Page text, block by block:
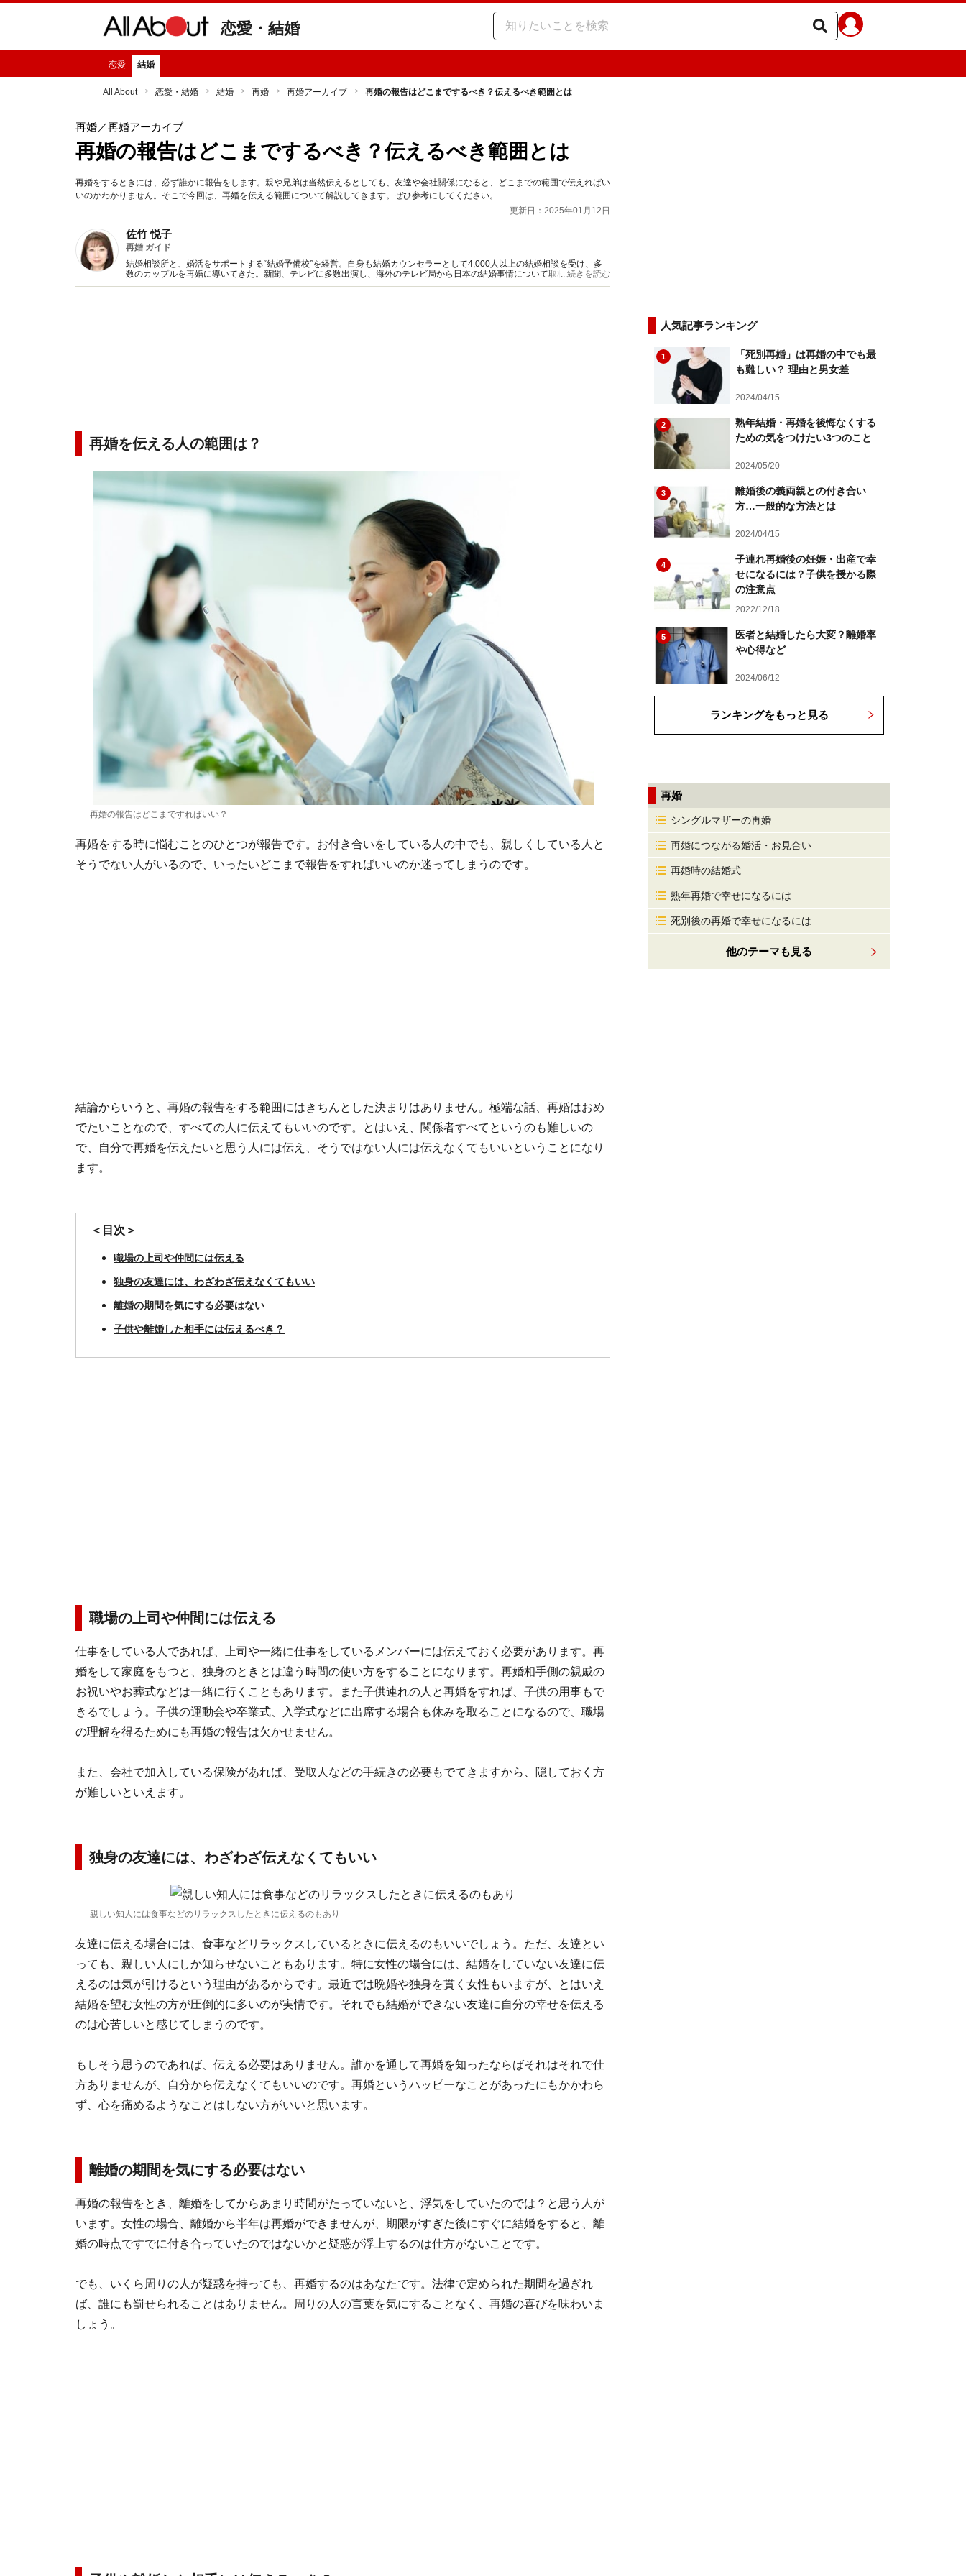
恋愛・結婚
恋愛 結婚
All About 恋愛・結婚 結婚 再婚 再婚アーカイブ 再婚の報告はどこまでするべき？伝えるべき範囲とは
再婚／再婚アーカイブ
再婚の報告はどこまでするべき？伝えるべき範囲とは
再婚をするときには、必ず誰かに報告をします。親や兄弟は当然伝えるとしても、友達や会社關係になると、どこまでの範囲で伝えればい
いのかわかりません。そこで今回は、再婚を伝える範囲について解説してきます。ぜひ参考にしてください。
更新日：2025年01月12日
佐竹 悦子
再婚 ガイド
結婚相談所と、婚活をサポートする“結婚予備校”を経営。自身も結婚カウンセラーとして4,000人以上の結婚相談を受け、多
数のカップルを再婚に導いてきた。新聞、テレビに多数出演し、海外のテレビ局から日本の結婚事情について取材を受けるこ
とも。
...続きを読む
再婚を伝える人の範囲は？
再婚の報告はどこまですればいい？
再婚をする時に悩むことのひとつが報告です。お付き合いをしている人の中でも、親しくしている人と
そうでない人がいるので、いったいどこまで報告をすればいいのか迷ってしまうのです。
結論からいうと、再婚の報告をする範囲にはきちんとした決まりはありません。極端な話、再婚はおめ
でたいことなので、すべての人に伝えてもいいのです。とはいえ、関係者すべてというのも難しいの
で、自分で再婚を伝えたいと思う人には伝え、そうではない人には伝えなくてもいいということになり
ます。
＜目次＞
職場の上司や仲間には伝える
独身の友達には、わざわざ伝えなくてもいい
離婚の期間を気にする必要はない
子供や離婚した相手には伝えるべき？
職場の上司や仲間には伝える
仕事をしている人であれば、上司や一緒に仕事をしているメンバーには伝えておく必要があります。再
婚をして家庭をもつと、独身のときとは違う時間の使い方をすることになります。再婚相手側の親戚の
お祝いやお葬式などは一緒に行くこともあります。また子供連れの人と再婚をすれば、子供の用事もで
きるでしょう。子供の運動会や卒業式、入学式などに出席する場合も休みを取ることになるので、職場
の理解を得るためにも再婚の報告は欠かせません。
また、会社で加入している保険があれば、受取人などの手続きの必要もでてきますから、隠しておく方
が難しいといえます。
独身の友達には、わざわざ伝えなくてもいい
親しい知人には食事などのリラックスしたときに伝えるのもあり
友達に伝える場合には、食事などリラックスしているときに伝えるのもいいでしょう。ただ、友達とい
っても、親しい人にしか知らせないこともあります。特に女性の場合には、結婚をしていない友達に伝
えるのは気が引けるという理由があるからです。最近では晩婚や独身を貫く女性もいますが、とはいえ
結婚を望む女性の方が圧倒的に多いのが実情です。それでも結婚ができない友達に自分の幸せを伝える
のは心苦しいと感じてしまうのです。
もしそう思うのであれば、伝える必要はありません。誰かを通して再婚を知ったならばそれはそれで仕
方ありませんが、自分から伝えなくてもいいのです。再婚というハッピーなことがあったにもかかわら
ず、心を痛めるようなことはしない方がいいと思います。
離婚の期間を気にする必要はない
再婚の報告をとき、離婚をしてからあまり時間がたっていないと、浮気をしていたのでは？と思う人が
います。女性の場合、離婚から半年は再婚ができませんが、期限がすぎた後にすぐに結婚をすると、離
婚の時点ですでに付き合っていたのではないかと疑惑が浮上するのは仕方がないことです。
でも、いくら周りの人が疑惑を持っても、再婚するのはあなたです。法律で定められた期間を過ぎれ
ば、誰にも罰せられることはありません。周りの人の言葉を気にすることなく、再婚の喜びを味わいま
しょう。
人気記事ランキング
1
「死別再婚」は再婚の中でも最
も難しい？ 理由と男女差
2024/04/15
2
熟年結婚・再婚を後悔なくする
ための気をつけたい3つのこと
2024/05/20
3
離婚後の義両親との付き合い
方…一般的な方法とは
2024/04/15
4
子連れ再婚後の妊娠・出産で幸
せになるには？子供を授かる際
の注意点
2022/12/18
5
医者と結婚したら大変？離婚率
や心得など
2024/06/12
ランキングをもっと見る
再婚
シングルマザーの再婚
再婚につながる婚活・お見合い
再婚時の結婚式
熟年再婚で幸せになるには
死別後の再婚で幸せになるには
他のテーマも見る